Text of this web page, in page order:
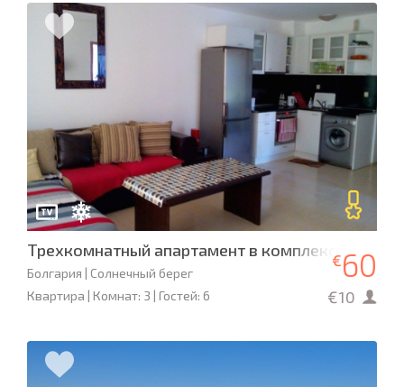
Трехкомнатный апартамент в комплексе
Болгария | Солнечный берег
Квартира | Комнат: 3 | Гостей: 6
€60
€10